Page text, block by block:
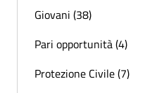
Giovani (38)
Pari opportunità (4)
Protezione Civile (7)